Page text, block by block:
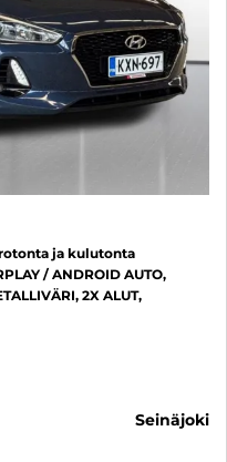
ja kulutonta
/ ANDROID AUTO,
2X ALUT,
seinäjoki